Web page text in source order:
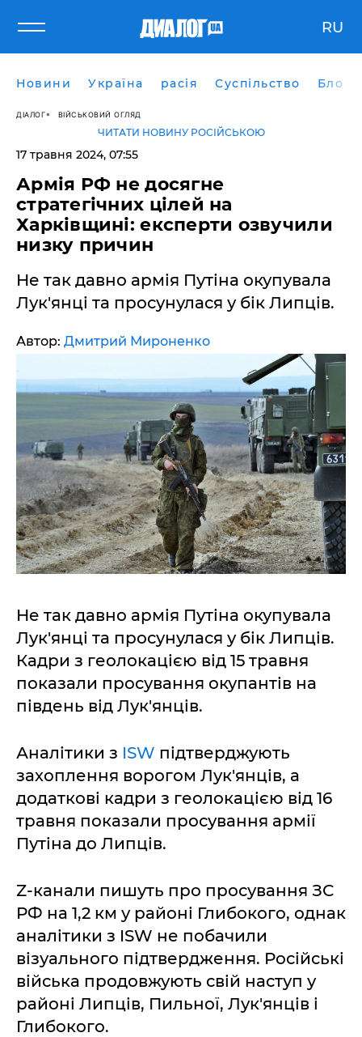
RU
Новини Україна расія Суспільство Блоги
ДІАЛОГ ВІЙСЬКОВИЙ ОГЛЯД
ЧИТАТИ НОВИНУ РОСІЙСЬКОЮ
17 травня 2024, 07:55
Армія РФ не досягне
стратегічних цілей на
Харківщині: експерти озвучили
низку причин
Не так давно армія Путіна окупувала
Лук'янці та просунулася у бік Липців.
Автор: Дмитрий Мироненко
Не так давно армія Путіна окупувала
Лук'янці та просунулася у бік Липців.
Кадри з геолокацією від 15 травня
показали просування окупантів на
південь від Лук'янців.
Аналітики з ISW підтверджують
захоплення ворогом Лук'янців, а
додаткові кадри з геолокацією від 16
травня показали просування армії
Путіна до Липців.
Z-канали пишуть про просування ЗС
РФ на 1,2 км у районі Глибокого, однак
аналітики з ISW не побачили
візуального підтвердження. Російські
війська продовжують свій наступ у
районі Липців, Пильної, Лук'янців і
Глибокого.